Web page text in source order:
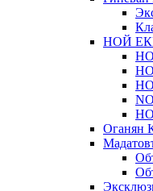
НОЙ
Оганян